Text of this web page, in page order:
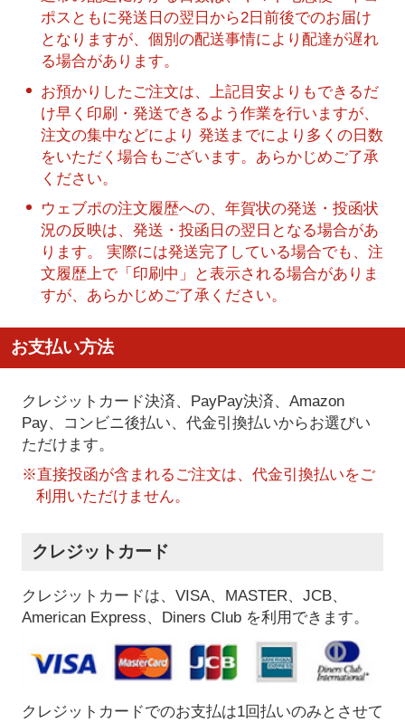
ポスともに発送日の翌日から2日前後でのお届け
となりますが、個別の配送事情により配達が遅れ
る場合があります。
お預かりしたご注文は、上記目安よりもできるだ
け早く印刷・発送できるよう作業を行いますが、
注文の集中などにより 発送までにより多くの日数
をいただく場合もございます。あらかじめご了承
ください。
ウェブポの注文履歴への、年賀状の発送・投函状
況の反映は、発送・投函日の翌日となる場合があ
ります。 実際には発送完了している場合でも、注
文履歴上で「印刷中」と表示される場合がありま
すが、あらかじめご了承ください。
お支払い方法
クレジットカード決済、PayPay決済、Amazon
Pay、コンビニ後払い、代金引換払いからお選びい
ただけます。
※直接投函が含まれるご注文は、代金引換払いをご
利用いただけません。
クレジットカード
クレジットカードは、VISA、MASTER、JCB、
American Express、Diners Club を利用できます。
クレジットカードでのお支払は1回払いのみとさせて